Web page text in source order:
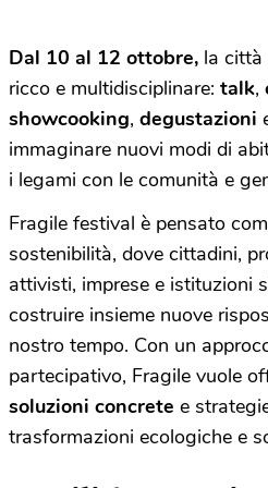
Dal 10 al 12 ottobre, la città
ricco e multidisciplinare: talk,
showcooking, degustazioni
immaginare nuovi modi di
i legami con le comunità e
Fragile festival è pensato
sostenibilità, dove cittadini,
attivisti, imprese e istituzioni
costruire insieme nuove
nostro tempo. Con un
partecipativo, Fragile vuole
soluzioni concrete e
trasformazioni ecologiche e